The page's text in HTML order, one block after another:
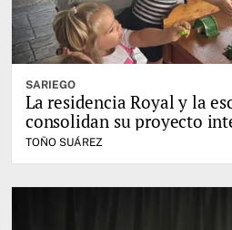
SARIEGO
La residencia Royal y la
consolidan su proyecto
TOÑO SUÁREZ